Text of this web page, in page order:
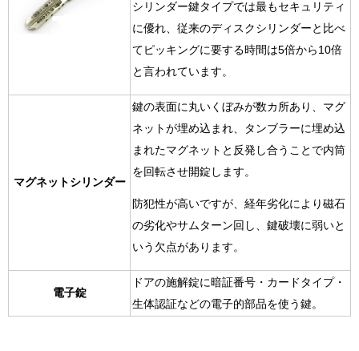
シリンダー鍵タイプでは最もセキュリティ
に優れ、 従来のディスクシリンダーと比べ
てピッキングに要する時間は5倍から10倍
と言われています。
マグネットシリンダー
鍵の表面に丸いくぼみが数カ所あり、 マグ
ネットが埋め込まれ、タンブラーに埋め込
まれたマグネットと反発し合うことで内筒
を回転させ開錠します。
防犯性が高いですが、経年劣化により磁石
の劣化やサムターン回し、鍵破壊に弱いと
いう欠点があります。
電子錠
ドアの施解錠に暗証番号・カードタイプ・
生体認証などの電子的部品を使う鍵。